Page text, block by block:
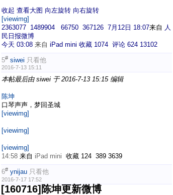
收起 查看大图 向左旋转 向右旋转
[viewimg]
2363077 1489904 66750 367126 7月12日 18:07来自 人
民日报微博
今天 03:08 来自 iPad mini 收藏 1074 评论 624 13102
5# siwei 只看他
2016-7-13 15:11
本帖最后由 siwei 于 2016-7-13 15:15 编辑
陈坤
口琴声声，梦回圣城
[viewimg]
[viewimg]
[viewimg]
14:58 来自 iPad mini 收藏 124 389 3639
6# ynijau 只看他
2016-7-17 17:52
[160716]陈坤更新微博